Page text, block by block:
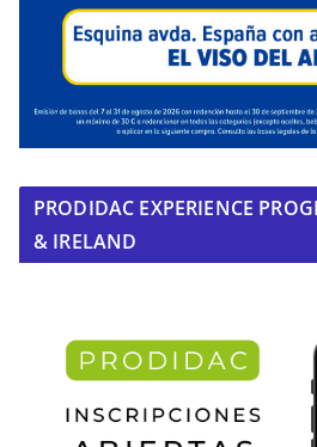
PRODIDAC EXPERIENCE
& IRELAND